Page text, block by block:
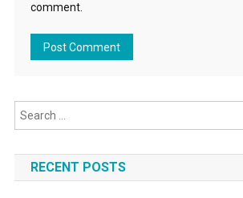
comment.
RECENT POSTS